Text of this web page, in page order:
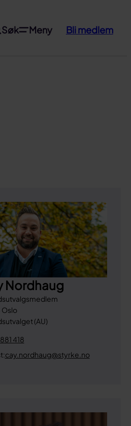
Søk Meny Bli medlem
Nordhaug
Oslo
(AU)
418
cay.nordhaug@styrke.no